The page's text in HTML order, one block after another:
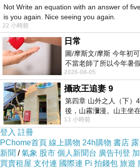
負荷過重的勞碌命，是這兩天主要的
你願意，你會發揮出比你自己想像
私下額外學習到的一些奇特技巧、經
助力，讓問題能更快迎刃而解。身
可能，出入公共場合的時候要留意衛
上一篇：2020.11.09 誰人來
下一篇： 2020.11.11 土樓裡的貓
Not Write an equation with an answer of
is you again. Nice seeing you again.
22 小時前
日常
圖/摩斯文/摩斯 今年初
不當老師了所以今年暑
她不是很喜歡幼幼班的
2026-08-05
攝政王追妻 9
第四章 山外之人（下）
後，山霧瀰漫。山主坐
一盤未下完的棋盤，還
13 小時前
登入 註冊
PChome首頁 線上購物 24h購物 書店
新聞 /氣象 股市 個人新聞台 廣告刊登
買賣租屋 支付連 國際連 Pi 拍錢包 旅遊